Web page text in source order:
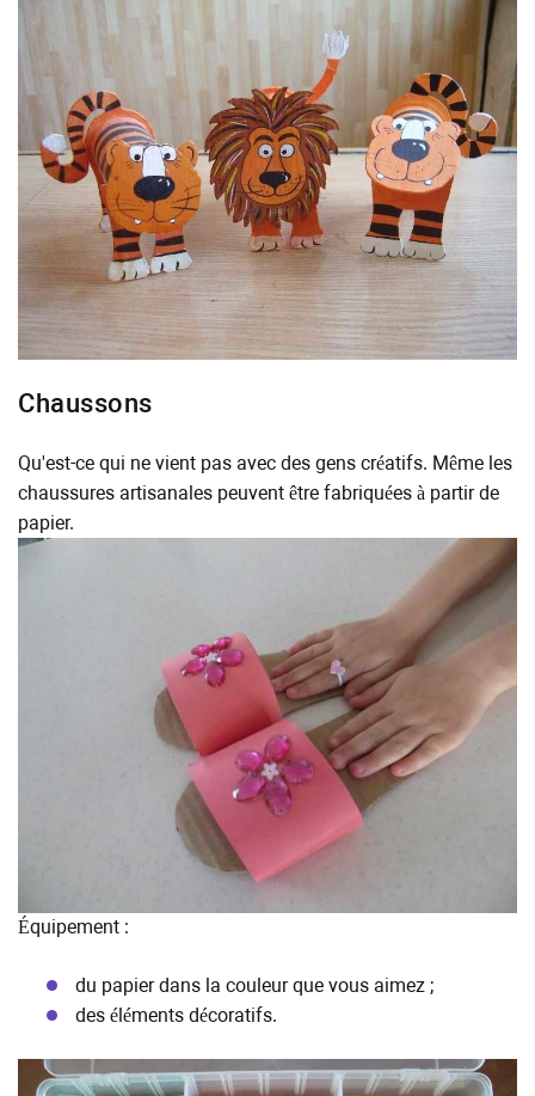
Chaussons
Qu'est-ce qui ne vient pas avec des gens créatifs. Même les
chaussures artisanales peuvent être fabriquées à partir de
papier.
Équipement :
du papier dans la couleur que vous aimez ;
des éléments décoratifs.